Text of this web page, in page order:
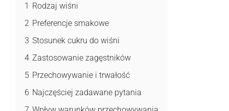
1 Rodzaj wiśni
2 Preferencje smakowe
3 Stosunek cukru do wiśni
4 Zastosowanie zagęstników
5 Przechowywanie i trwałość
6 Najczęściej zadawane pytania